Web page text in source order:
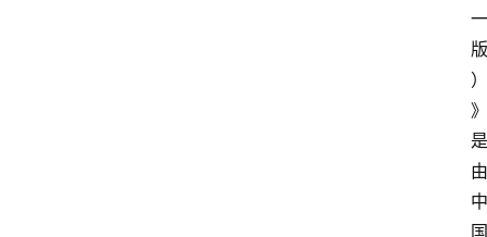
一
版
）
》
是
由
中
国